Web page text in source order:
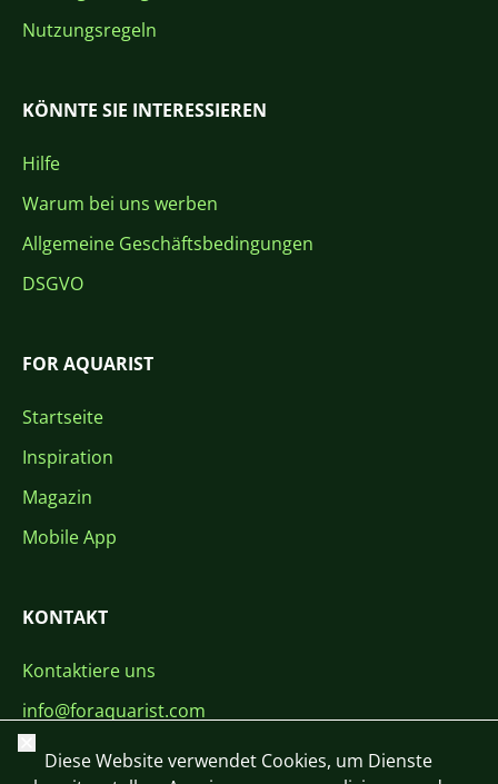
Nutzungsregeln
KÖNNTE SIE INTERESSIEREN
Hilfe
Warum bei uns werben
Allgemeine Geschäftsbedingungen
DSGVO
FOR AQUARIST
Startseite
Inspiration
Magazin
Mobile App
KONTAKT
Kontaktiere uns
info@foraquarist.com
+420 603 449 602
Schließen
Diese Website verwendet Cookies, um Dienste